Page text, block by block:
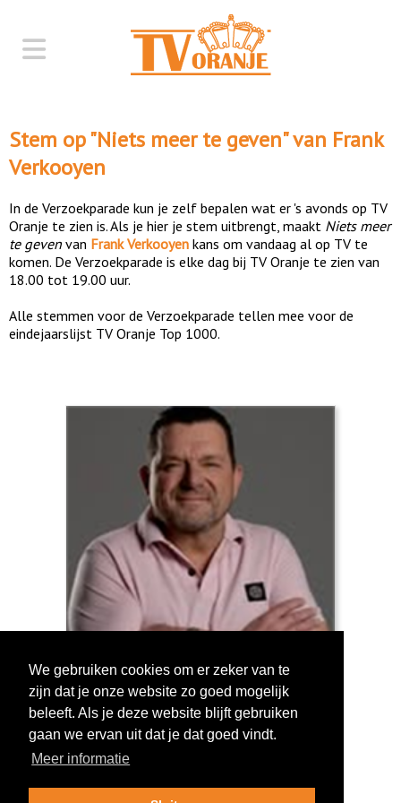
Stem op "Niets meer te geven" van Frank
Verkooyen
In de Verzoekparade kun je zelf bepalen wat er 's avonds op TV
Oranje te zien is. Als je hier je stem uitbrengt, maakt Niets meer
te geven van Frank Verkooyen kans om vandaag al op TV te
komen. De Verzoekparade is elke dag bij TV Oranje te zien van
18.00 tot 19.00 uur.
Alle stemmen voor de Verzoekparade tellen mee voor de
eindejaarslijst TV Oranje Top 1000.
Log in om te stemmen!
We gebruiken cookies om er zeker van te
zijn dat je onze website zo goed mogelijk
beleeft. Als je deze website blijft gebruiken
gaan we ervan uit dat je dat goed vindt.
Meer informatie